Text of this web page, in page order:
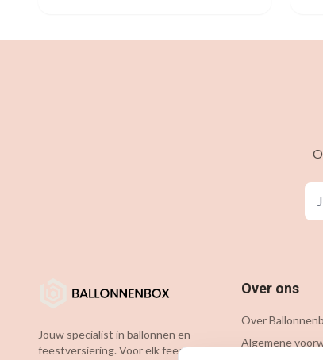
Jouw specialist in ballonnen en
feestversiering. Voor elk feest de
Over ons
Over
Algemene